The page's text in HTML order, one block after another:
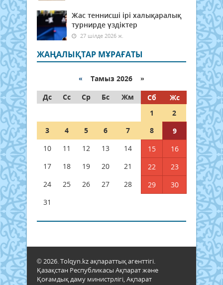
Жас теннисші ірі халықаралық
турнирде үздіктер
27 шілде 2026 ж.
ЖАҢАЛЫҚТАР МҰРАҒАТЫ
« Тамыз 2026 »
Дс
Сс Ср Бс Жм Сб
Жс
1
2
3
4 5 6 7 8
9
10
11 12 13 14 15
16
17
18 19 20 21 22
23
24
25 26 27 28 29
30
31
© 2026. Tolqyn.kz ақпараттық агенттігі.
Қазақстан Республикасы Ақпарат және
Қоғамдық даму министрлігі, Ақпарат